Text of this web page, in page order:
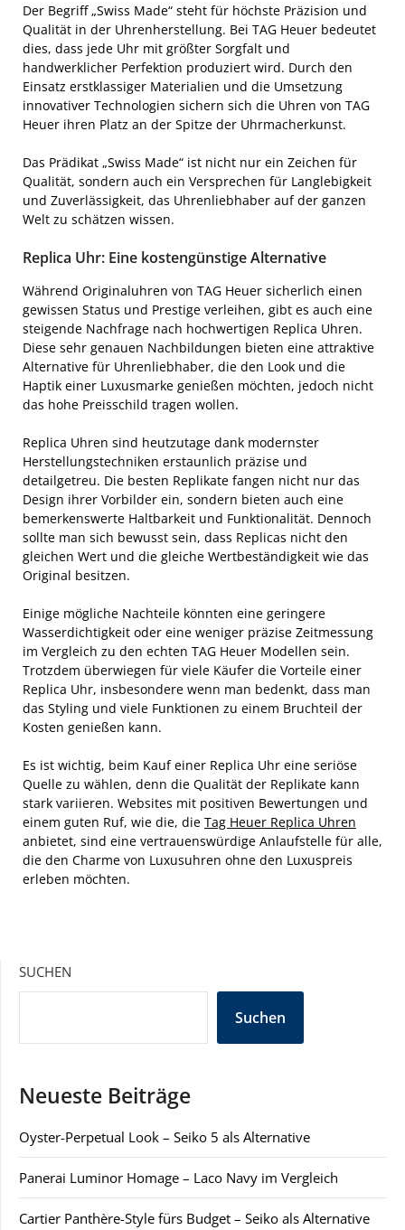
Der Begriff „Swiss Made“ steht für höchste Präzision und
Qualität in der Uhrenherstellung. Bei TAG Heuer bedeutet
dies, dass jede Uhr mit größter Sorgfalt und
handwerklicher Perfektion produziert wird. Durch den
Einsatz erstklassiger Materialien und die Umsetzung
innovativer Technologien sichern sich die Uhren von TAG
Heuer ihren Platz an der Spitze der Uhrmacherkunst.
Das Prädikat „Swiss Made“ ist nicht nur ein Zeichen für
Qualität, sondern auch ein Versprechen für Langlebigkeit
und Zuverlässigkeit, das Uhrenliebhaber auf der ganzen
Welt zu schätzen wissen.
Replica Uhr: Eine kostengünstige Alternative
Während Originaluhren von TAG Heuer sicherlich einen
gewissen Status und Prestige verleihen, gibt es auch eine
steigende Nachfrage nach hochwertigen Replica Uhren.
Diese sehr genauen Nachbildungen bieten eine attraktive
Alternative für Uhrenliebhaber, die den Look und die
Haptik einer Luxusmarke genießen möchten, jedoch nicht
das hohe Preisschild tragen wollen.
Replica Uhren sind heutzutage dank modernster
Herstellungstechniken erstaunlich präzise und
detailgetreu. Die besten Replikate fangen nicht nur das
Design ihrer Vorbilder ein, sondern bieten auch eine
bemerkenswerte Haltbarkeit und Funktionalität. Dennoch
sollte man sich bewusst sein, dass Replicas nicht den
gleichen Wert und die gleiche Wertbeständigkeit wie das
Original besitzen.
Einige mögliche Nachteile könnten eine geringere
Wasserdichtigkeit oder eine weniger präzise Zeitmessung
im Vergleich zu den echten TAG Heuer Modellen sein.
Trotzdem überwiegen für viele Käufer die Vorteile einer
Replica Uhr, insbesondere wenn man bedenkt, dass man
das Styling und viele Funktionen zu einem Bruchteil der
Kosten genießen kann.
Es ist wichtig, beim Kauf einer Replica Uhr eine seriöse
Quelle zu wählen, denn die Qualität der Replikate kann
stark variieren. Websites mit positiven Bewertungen und
einem guten Ruf, wie die, die Tag Heuer Replica Uhren
anbietet, sind eine vertrauenswürdige Anlaufstelle für alle,
die den Charme von Luxusuhren ohne den Luxuspreis
erleben möchten.
SUCHEN
Suchen
Neueste Beiträge
Oyster-Perpetual Look – Seiko 5 als Alternative
Panerai Luminor Homage – Laco Navy im Vergleich
Cartier Panthère-Style fürs Budget – Seiko als Alternative